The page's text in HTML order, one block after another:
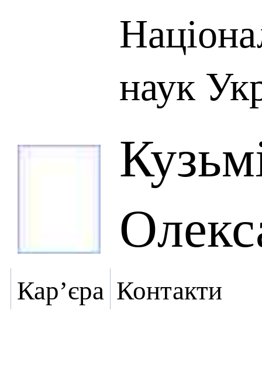
наук
Кар’єра Контакти